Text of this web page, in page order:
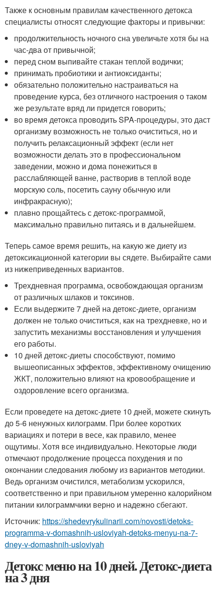
Также к основным правилам качественного детокса
специалисты относят следующие факторы и привычки:
продолжительность ночного сна увеличьте хотя бы на
час-два от привычной;
перед сном выпивайте стакан теплой водички;
принимать пробиотики и антиоксиданты;
обязательно положительно настраиваться на
проведение курса, без отличного настроения о таком
же результате вряд ли придется говорить;
во время детокса проводить SPA-процедуры, это даст
организму возможность не только очиститься, но и
получить релаксационный эффект (если нет
возможности делать это в профессиональном
заведении, можно и дома понежиться в
расслабляющей ванне, растворив в теплой воде
морскую соль, посетить сауну обычную или
инфракрасную);
плавно прощайтесь с детокс-программой,
максимально правильно питаясь и в дальнейшем.
Теперь самое время решить, на какую же диету из
детоксикационной категории вы сядете. Выбирайте сами
из нижеприведенных вариантов.
Трехдневная программа, освобождающая организм
от различных шлаков и токсинов.
Если выдержите 7 дней на детокс-диете, организм
должен не только очиститься, как на трехдневке, но и
запустить механизмы восстановления и улучшения
его работы.
10 дней детокс-диеты способствуют, помимо
вышеописанных эффектов, эффективному очищению
ЖКТ, положительно влияют на кровообращение и
оздоровление всего организма.
Если проведете на детокс-диете 10 дней, можете скинуть
до 5-6 ненужных килограмм. При более коротких
вариациях и потери в весе, как правило, менее
ощутимы. Хотя все индивидуально. Некоторые люди
отмечают продолжение процесса похудения и по
окончании следования любому из вариантов методики.
Ведь организм очистился, метаболизм ускорился,
соответственно и при правильном умеренно калорийном
питании килограммчики верно и надежно сбегают.
Источник: https://shedevrykulinarii.com/novosti/detoks-
programma-v-domashnih-usloviyah-detoks-menyu-na-7-
dney-v-domashnih-usloviyah
Детокс меню на 10 дней. Детокс-диета
на 3 дня